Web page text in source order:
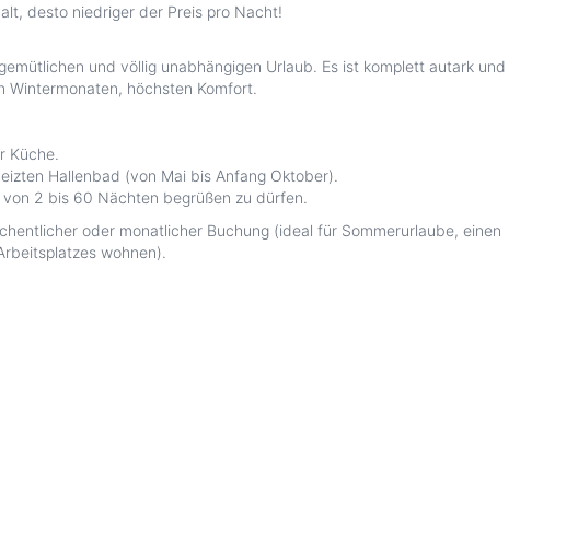
desto niedriger der Preis pro Nacht!
und völlig unabhängigen Urlaub. Es ist komplett autark und
höchsten Komfort.
Küche.
Hallenbad (von Mai bis Anfang Oktober).
2 bis 60 Nächten begrüßen zu dürfen.
oder monatlicher Buchung (ideal für Sommerurlaube, einen
wohnen).